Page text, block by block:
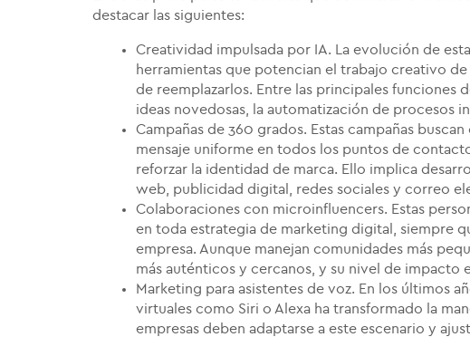
destacar las siguientes:
Creatividad impulsada por IA. La evolución de
herramientas que potencian el trabajo creativo
de reemplazarlos. Entre las principales funciones
ideas novedosas, la automatización de procesos
Campañas de 360 grados. Estas campañas
mensaje uniforme en todos los puntos de
reforzar la identidad de marca. Ello implica
web, publicidad digital, redes sociales y correo
Colaboraciones con microinfluencers. Estas
en toda estrategia de marketing digital, siempre
empresa. Aunque manejan comunidades más
más auténticos y cercanos, y su nivel de impacto
Marketing para asistentes de voz. En los últimos
virtuales como Siri o Alexa ha transformado la
empresas deben adaptarse a este escenario y